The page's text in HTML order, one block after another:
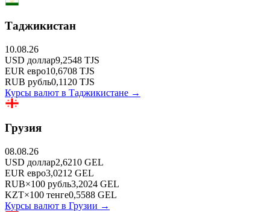
Таджикистан
10.08.26
USD доллар9,2548 TJS
EUR евро10,6708 TJS
RUB рубль0,1120 TJS
Курсы валют в Таджикистане →
Грузия
08.08.26
USD доллар2,6210 GEL
EUR евро3,0212 GEL
RUB×100 рубль3,2024 GEL
KZT×100 тенге0,5588 GEL
Курсы валют в Грузии →